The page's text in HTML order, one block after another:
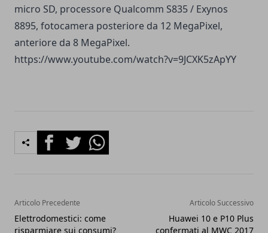
micro SD, processore Qualcomm S835 / Exynos
8895, fotocamera posteriore da 12 MegaPixel,
anteriore da 8 MegaPixel.
https://www.youtube.com/watch?v=9JCXK5zApYY
FacebookTwitterWhatsapp
Articolo Precedente
Elettrodomestici: come
risparmiare sui consumi?
Articolo Successivo
Huawei 10 e P10 Plus
confermati al MWC 2017